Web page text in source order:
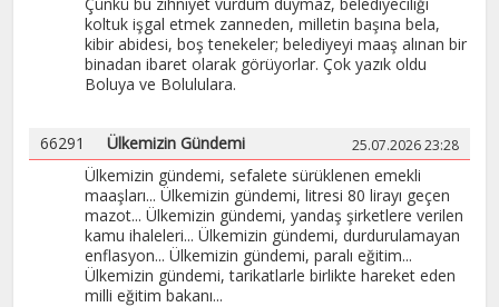
koltuk işgal etmek zanneden, milletin başına bela,
kibir abidesi, boş tenekeler; belediyeyi maaş alınan bir
binadan ibaret olarak görüyorlar. Çok yazık oldu
Boluya ve Bolululara.
66291 Ülkemizin Gündemi 25.07.2026 23:28
Ülkemizin gündemi, sefalete sürüklenen emekli
maaşları... Ülkemizin gündemi, litresi 80 lirayı geçen
mazot... Ülkemizin gündemi, yandaş şirketlere verilen
kamu ihaleleri... Ülkemizin gündemi, durdurulamayan
enflasyon... Ülkemizin gündemi, paralı eğitim...
Ülkemizin gündemi, tarikatlarle birlikte hareket eden
milli eğitim bakanı...